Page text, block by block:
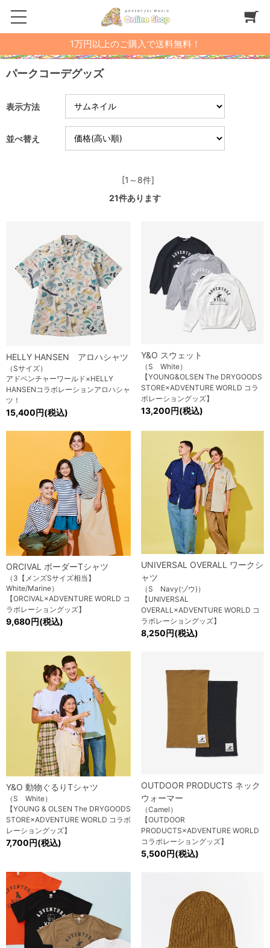
1万円以上のご購入で送料無料！
パークコーデグッズ
表示方法
並べ替え
[1～8件]
21件あります
HELLY HANSEN アロハシャツ
（Sサイズ）
アドベンチャーワールド×HELLY
HANSENコラボレーションアロハシャ
ツ！
15,400円(税込)
Y&O スウェット
（S White）
【YOUNG&OLSEN The DRYGOODS
STORE×ADVENTURE WORLD コラ
ボレーショングッズ】
13,200円(税込)
ORCIVAL ボーダーTシャツ
（3【メンズSサイズ相当】
White/Marine）
【ORCIVAL×ADVENTURE WORLD コ
ラボレーショングッズ】
9,680円(税込)
UNIVERSAL OVERALL ワークシ
ャツ
（S Navy(ゾウ)）
【UNIVERSAL
OVERALL×ADVENTURE WORLD コ
ラボレーショングッズ】
8,250円(税込)
Y&O 動物ぐるりTシャツ
（S White）
【YOUNG & OLSEN The DRYGOODS
STORE×ADVENTURE WORLD コラボ
レーショングッズ】
7,700円(税込)
OUTDOOR PRODUCTS ネック
ウォーマー
（Camel）
【OUTDOOR
PRODUCTS×ADVENTURE WORLD
コラボレーショングッズ】
5,500円(税込)